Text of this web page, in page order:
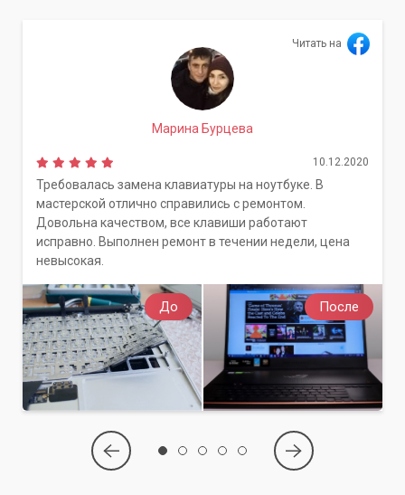
До После
Читать на
Марина Бурцева
10.12.2020
Требовалась замена клавиатуры на ноутбуке. В
мастерской отлично справились с ремонтом.
Довольна качеством, все клавиши работают
исправно. Выполнен ремонт в течении недели, цена
невысокая.